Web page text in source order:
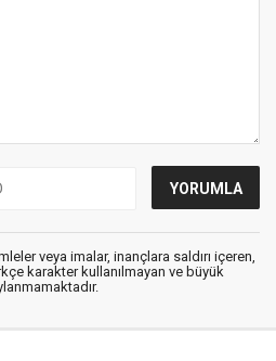
veya imalar, inançlara saldırı içeren,
karakter kullanılmayan ve büyük